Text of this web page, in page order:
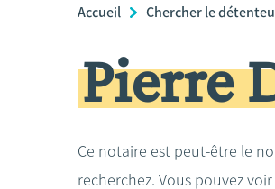
Breadcrumb
Accueil Chercher le
Pierre
Ce notaire est peut-être le
recherchez. Vous pouvez